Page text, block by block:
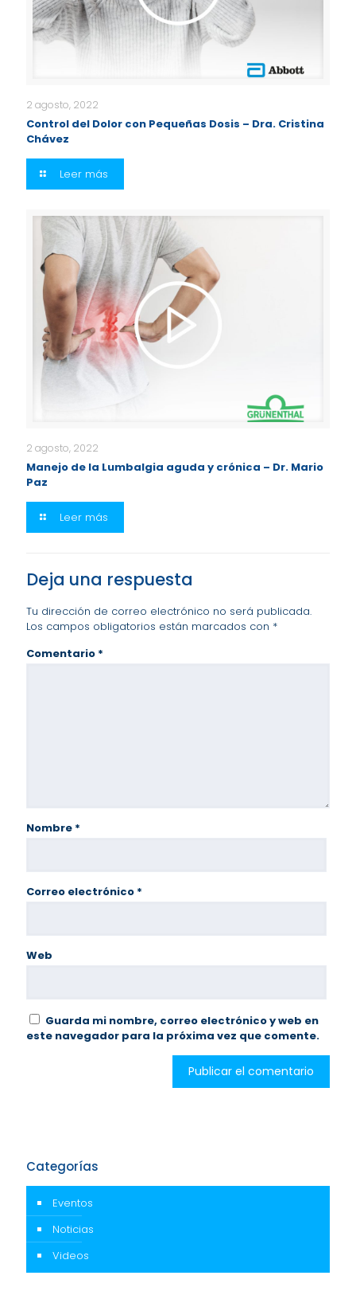
2 agosto, 2022
Control del Dolor con Pequeñas Dosis – Dra. Cristina
Chávez
Leer más
2 agosto, 2022
Manejo de la Lumbalgia aguda y crónica – Dr. Mario
Paz
Leer más
Deja una respuesta
Tu dirección de correo electrónico no será publicada.
Los campos obligatorios están marcados con *
Comentario *
Nombre *
Correo electrónico *
Web
Guarda mi nombre, correo electrónico y web en
este navegador para la próxima vez que comente.
Categorías
Eventos
Noticias
Videos